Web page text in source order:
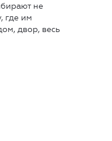
не
где им
двор, весь